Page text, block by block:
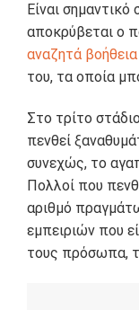
Είναι
αποκρύβεται ο
αναζητά βοήθεια
του, τα οποία
Στο τρίτο
πενθεί
συνεχώς, το
Πολλοί που
αριθμό
εμπειριών που
τους πρόσωπα,